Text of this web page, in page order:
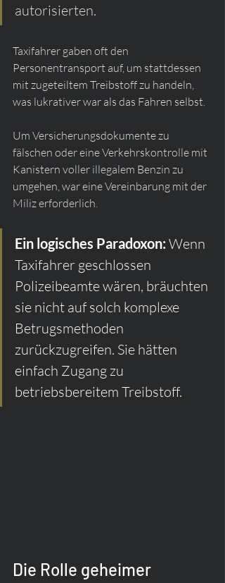
autorisierten.
Taxifahrer gaben oft den
Personentransport auf, um stattdessen
mit zugeteiltem Treibstoff zu handeln,
was lukrativer war als das Fahren selbst.
Um Versicherungsdokumente zu
fälschen oder eine Verkehrskontrolle mit
Kanistern voller illegalem Benzin zu
umgehen, war eine Vereinbarung mit der
Miliz erforderlich.
Ein logisches Paradoxon: Wenn
Taxifahrer geschlossen
Polizeibeamte wären, bräuchten
sie nicht auf solch komplexe
Betrugsmethoden
zurückzugreifen. Sie hätten
einfach Zugang zu
betriebsbereitem Treibstoff.
Die Rolle geheimer